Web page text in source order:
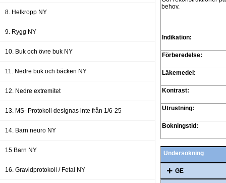
8. Helkropp NY
9. Rygg NY
10. Buk och övre buk NY
11. Nedre buk och bäcken NY
12. Nedre extremitet
13. MS- Protokoll designas inte från 1/6-25
14. Barn neuro NY
15 Barn NY
16. Gravidprotokoll / Fetal NY
behov.
Indikation:
Förberedelse:
Läkemedel:
Kontrast:
Utrustning:
Bokningstid:
Undersökning
GE